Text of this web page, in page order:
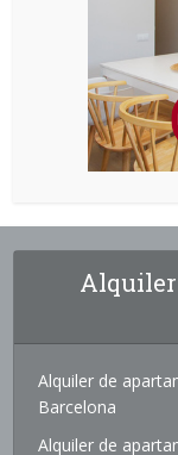
Alquiler
Alquiler de
Barcelona
Alquiler de